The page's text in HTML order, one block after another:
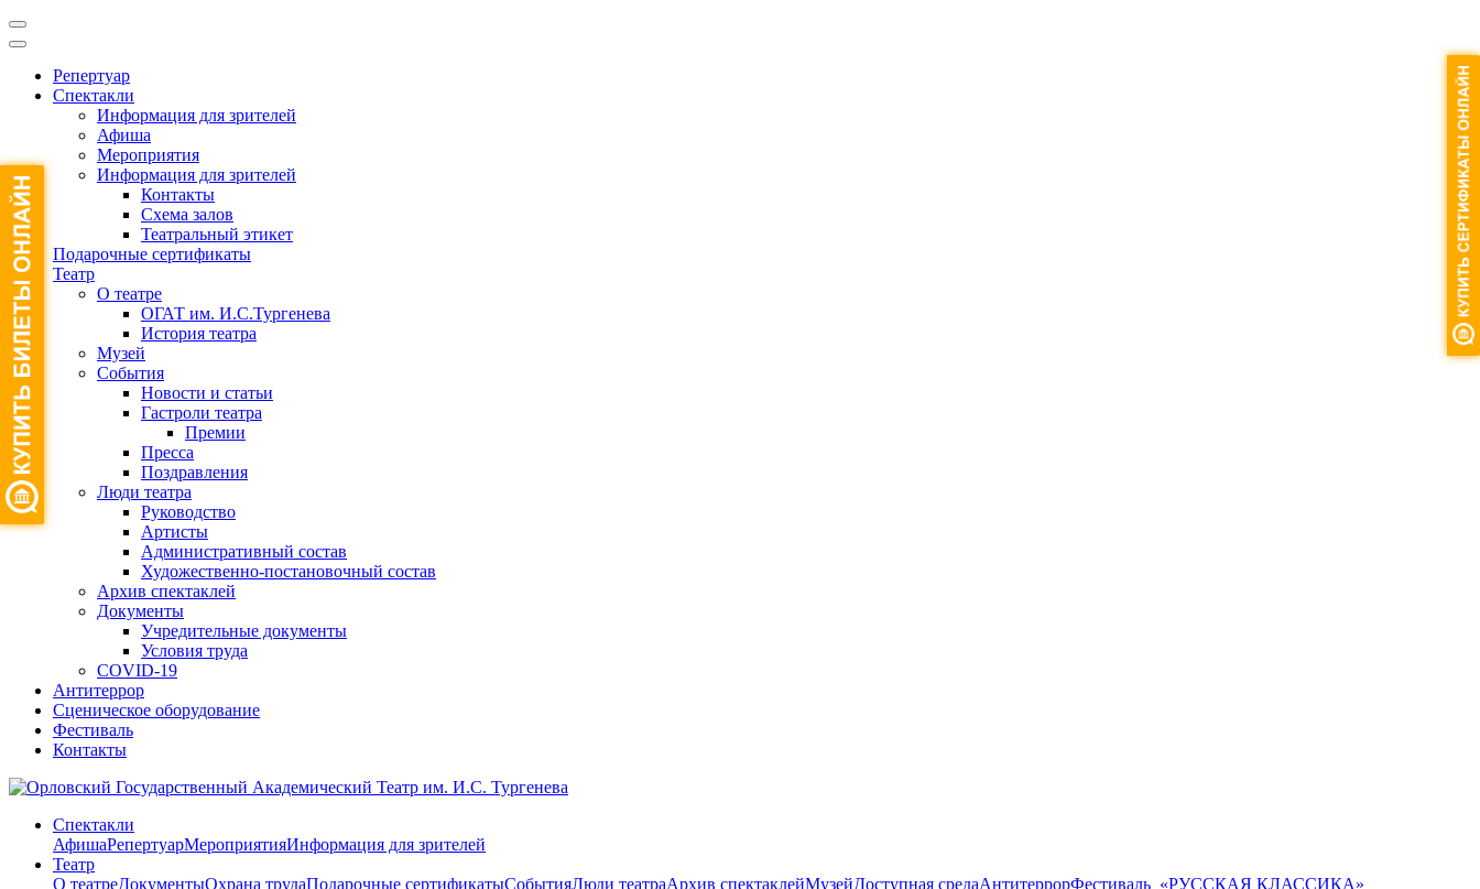
Репертуар
Спектакли
Информация для зрителей
Афиша
Мероприятия
Информация для зрителей
Контакты
Схема залов
Театральный этикет
Подарочные сертификаты
Театр
О театре
ОГАТ им. И.С.Тургенева
История театра
Музей
События
Новости и статьи
Гастроли театра
Премии
Пресса
Поздравления
Люди театра
Руководство
Артисты
Административный состав
Художественно-постановочный состав
Архив спектаклей
Документы
Учредительные документы
Условия труда
COVID-19
Антитеррор
Сценическое оборудование
Фестиваль
Контакты
Спектакли
АфишаРепертуарМероприятияИнформация для зрителей
Театр
О театреДокументыОхрана трудаПодарочные сертификатыСобытияЛюди театраАрхив спектаклейМузейДоступная средаАнтитеррорФестиваль ​ «РУССКАЯ КЛАССИКА»